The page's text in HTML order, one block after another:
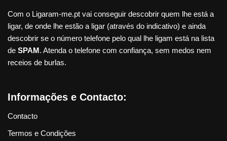
Com o Ligaram-me.pt vai conseguir descobrir quem lhe está a
ligar, de onde lhe estão a ligar (através do indicativo) e ainda
descobrir se o número telefone pelo qual lhe ligam está na lista
de SPAM. Atenda o telefone com confiança, sem medos nem
receios de burlas.
Informações e Contacto:
Contacto
Termos e Condições